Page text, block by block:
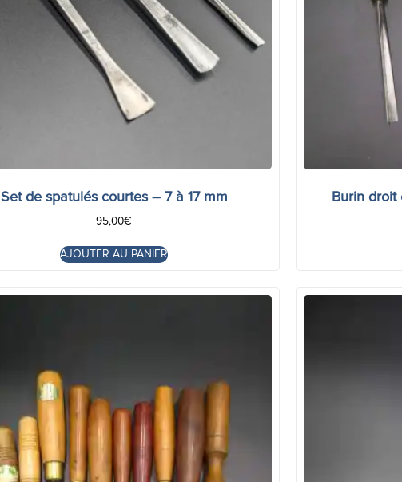
Set de spatulés courtes – 7 à 17 mm
95,00€
AJOUTER AU PANIER
Burin droit